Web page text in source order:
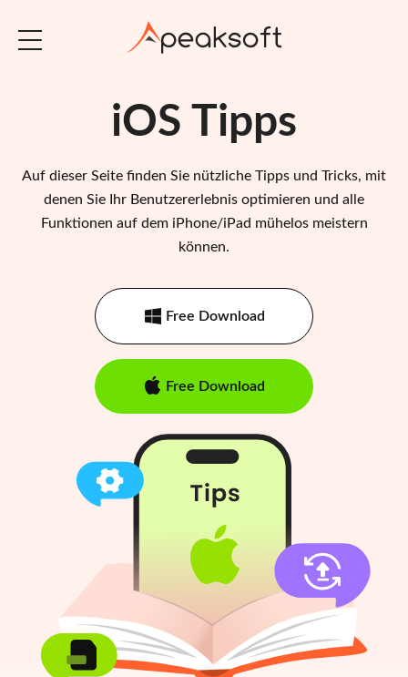
iOS Tipps
Auf dieser Seite finden Sie nützliche Tipps und Tricks, mit
denen Sie Ihr Benutzererlebnis optimieren und alle
Funktionen auf dem iPhone/iPad mühelos meistern
können.
Free Download
Free Download